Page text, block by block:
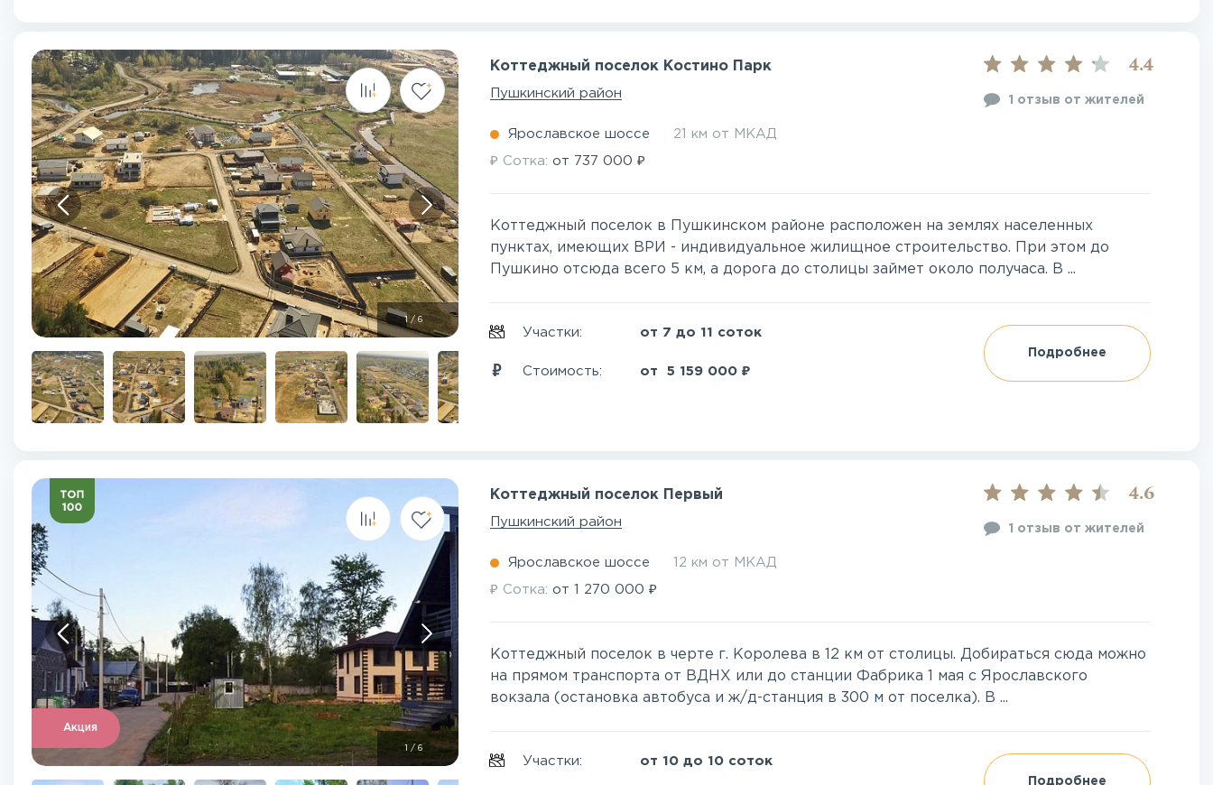
1 /6
Коттеджный поселок Костино Парк
Пушкинский район
4.4
1 отзыв от жителей
Ярославское шоссе 21 км от МКАД
₽ Сотка:от 737 000 ₽
Коттеджный поселок в Пушкинском районе расположен на землях населенных
пунктах, имеющих ВРИ - индивидуальное жилищное строительство. При этом до
Пушкино отсюда всего 5 км, а дорога до столицы займет около получаса. В ...
Участки: от 7 до 11 соток
Стоимость: от5 159 000 ₽
Подробнее
Акция
/6
Коттеджный поселок Первый
Пушкинский район
4.6
1 отзыв от жителей
Ярославское шоссе 12 км от МКАД
₽ Сотка:от1 270 000 ₽
Коттеджный поселок в черте г. Королева в 12 км от столицы. Добираться сюда можно
на прямом транспорта от ВДНХ или до станции Фабрика 1 мая с Ярославского
вокзала (остановка автобуса и ж/д-станция в 300 м от поселка). В ...
Участки: от 10 до 10 соток
Подробнее